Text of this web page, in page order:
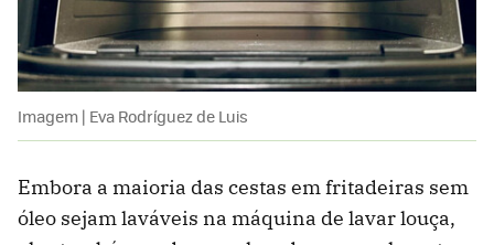
Imagem | Eva Rodríguez de Luis
Embora a maioria das cestas em fritadeiras sem
óleo sejam laváveis ​​na máquina de lavar louça,